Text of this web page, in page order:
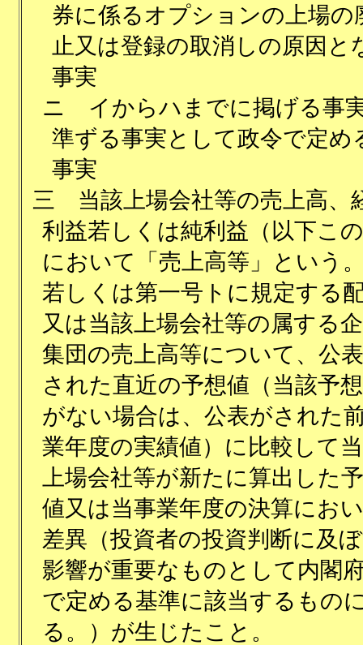
券に係るオプションの上場の
止又は登録の取消しの原因と
事実
ニ
イからハまでに掲げる事
準ずる事実として政令で定め
事実
三
当該上場会社等の売上高、
利益若しくは純利益（以下こ
において「売上高等」という
若しくは第一号トに規定する
又は当該上場会社等の属する
集団の売上高等について、公
された直近の予想値（当該予
がない場合は、公表がされた
業年度の実績値）に比較して
上場会社等が新たに算出した
値又は当事業年度の決算にお
差異（投資者の投資判断に及
影響が重要なものとして内閣
で定める基準に該当するもの
る。）が生じたこと。